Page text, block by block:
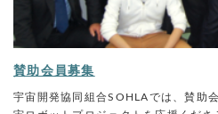
賛助会員募集
宇宙開発協同組合SOHLAでは、賛助